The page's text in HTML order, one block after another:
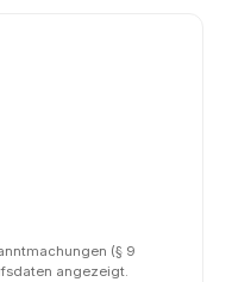
(§ 9
angezeigt.